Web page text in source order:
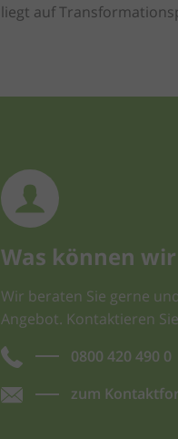
liegt auf
Was können
Wir beraten Sie gerne
Angebot. Kontaktieren
0800 420 490 0
zum